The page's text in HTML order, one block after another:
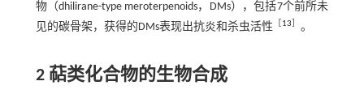
物（dhilirane-type meroterpenoids，DMs），包括7个前所未
见的碳骨架，获得的DMs表现出抗炎和杀虫活性
13 。
2萜类化合物的生物合成